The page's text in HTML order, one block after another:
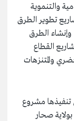
والتنموية
تطوير الطرق
الطرق
القطاع
والمتنزهات
تنفيذها مشروع
صحار